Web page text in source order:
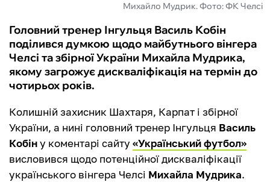
Михайло Мудрик. Фото: ФК Челсі
Головний тренер Інгульця Василь Кобін
поділився думкою щодо майбутнього вінгера
Челсі та збірної України Михайла Мудрика,
якому загрожує дискваліфікація на термін до
чотирьох років.
Колишній захисник Шахтаря, Карпат і збірної
України, а нині головний тренер Інгульця Василь
Кобіну коментарі сайту «Український футбол»
висловився щодо потенційної дискваліфікації
українського вінгера Челсі Михайла Мудрика.